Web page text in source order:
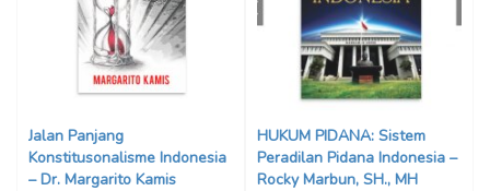
Jalan Panjang
Konstitusonalisme Indonesia
– Dr. Margarito Kamis
HUKUM PIDANA: Sistem
Peradilan Pidana Indonesia –
Rocky Marbun, SH., MH